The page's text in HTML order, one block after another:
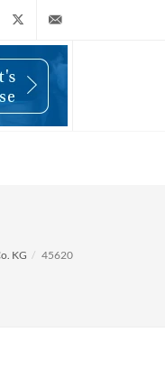
X
(Twitter)
info@wiwi-
KG 45620